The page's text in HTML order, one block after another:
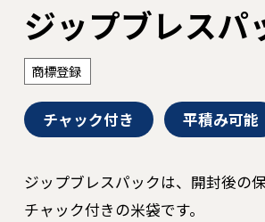
ジップブレスパ
商標登録
チャック付き 平積み可能
ジップブレスパックは、開封後の
チャック付きの米袋です。